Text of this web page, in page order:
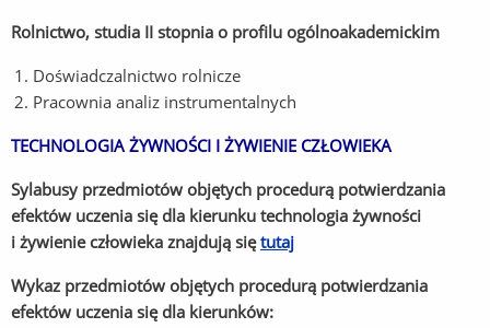
Rolnictwo, studia II stopnia o profilu ogólnoakademickim
Doświadczalnictwo rolnicze
Pracownia analiz instrumentalnych
TECHNOLOGIA ŻYWNOŚCI I ŻYWIENIE CZŁOWIEKA
Sylabusy przedmiotów objętych procedurą potwierdzania
efektów uczenia się dla kierunku technologia żywności
i żywienie człowieka znajdują siętutaj
Wykaz przedmiotów objętych procedurą potwierdzania
efektów uczenia się dla kierunków: